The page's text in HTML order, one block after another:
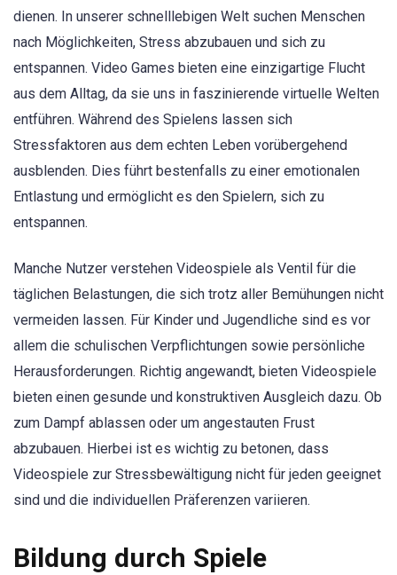
dienen. In unserer schnelllebigen Welt suchen Menschen
nach Möglichkeiten, Stress abzubauen und sich zu
entspannen. Video Games bieten eine einzigartige Flucht
aus dem Alltag, da sie uns in faszinierende virtuelle Welten
entführen. Während des Spielens lassen sich
Stressfaktoren aus dem echten Leben vorübergehend
ausblenden. Dies führt bestenfalls zu einer emotionalen
Entlastung und ermöglicht es den Spielern, sich zu
entspannen.
Manche Nutzer verstehen Videospiele als Ventil für die
täglichen Belastungen, die sich trotz aller Bemühungen nicht
vermeiden lassen. Für Kinder und Jugendliche sind es vor
allem die schulischen Verpflichtungen sowie persönliche
Herausforderungen. Richtig angewandt, bieten Videospiele
bieten einen gesunde und konstruktiven Ausgleich dazu. Ob
zum Dampf ablassen oder um angestauten Frust
abzubauen. Hierbei ist es wichtig zu betonen, dass
Videospiele zur Stressbewältigung nicht für jeden geeignet
sind und die individuellen Präferenzen variieren.
Bildung durch Spiele